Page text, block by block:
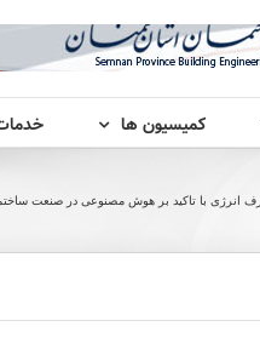
کمیسیون ها
انرژی با تاکید بر هوش مصنوعی در صنعت